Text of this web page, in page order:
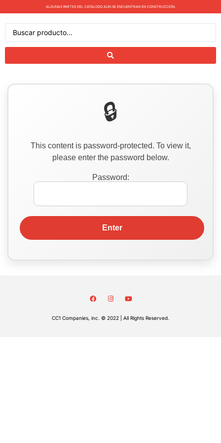
ALGUNAS PARTES DEL CATÁLOGO AÚN SE ENCUENTRAN EN CONSTRUCCIÓN.
This content is password-protected. To view it,
please enter the password below.
Password:
CC1 Companies, inc. © 2022 | All Rights Reserved.